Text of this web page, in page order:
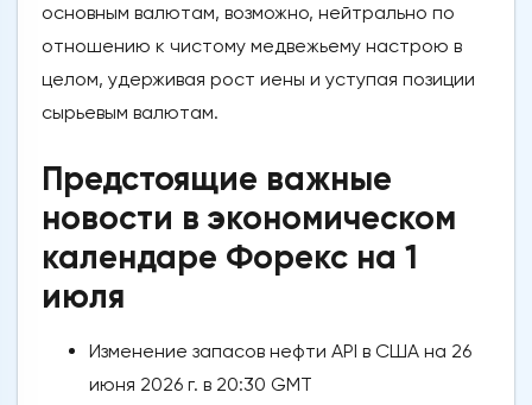
основным валютам, возможно, нейтрально по
отношению к чистому медвежьему настрою в
целом, удерживая рост иены и уступая позиции
сырьевым валютам.
Предстоящие важные
новости в экономическом
календаре Форекс на 1
июля
Изменение запасов нефти API в США на 26
июня 2026 г. в 20:30 GMT